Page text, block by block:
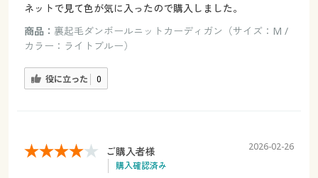
ネットで見て色が気に入ったので購入しました。
商品： 裏起毛ダンボールニットカーディガン（サイズ：M /
カラー：ライトブルー）
役に立った 0
ご購入者様
購入確認済み
2026-02-26